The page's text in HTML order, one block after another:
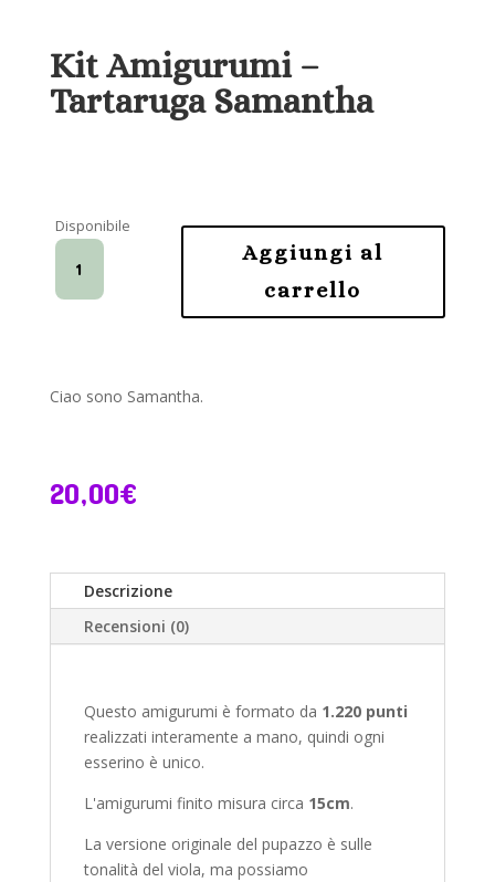
Kit Amigurumi –
Tartaruga Samantha
Disponibile
Kit
Amigurumi
-
quantità
Aggiungi al
carrello
Ciao sono Samantha.
20,00€
Descrizione
Recensioni (0)
Questo amigurumi è formato da 1.220 punti
realizzati interamente a mano, quindi ogni
esserino è unico.
L'amigurumi finito misura circa 15cm.
La versione originale del pupazzo è sulle
tonalità del viola, ma possiamo